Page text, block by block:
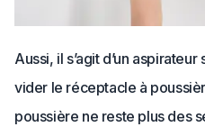
Aussi, il s’agit d’un
vider le réceptacle à
poussière ne reste plus des